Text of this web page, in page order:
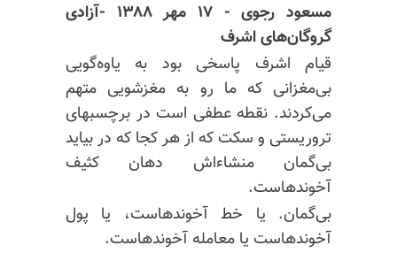
مسعود رجوی - ۱۷ مهر ۱۳۸۸ -آزادی
گروگان‌های اشرف
قیام اشرف پاسخی بود به یاوه‌گویی
بی‌مغزانی که ما رو به مغزشویی متهم
می‌کردند. نقطه عطفی است در برچسبهای
تروریستی و سکت که از هر کجا که در بیاید
بی‌گمانمنشاءاش دهان کثیف
آخوندهاست.
بی‌گمان. یا خط آخوندهاست، یا پول
آخوندهاست یا معامله آخوندهاست.